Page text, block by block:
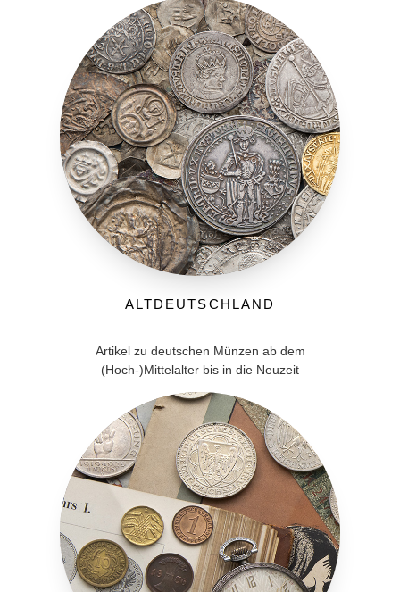
Altdeutschland
Artikel zu deutschen Münzen ab dem
(Hoch-)Mittelalter bis in die Neuzeit